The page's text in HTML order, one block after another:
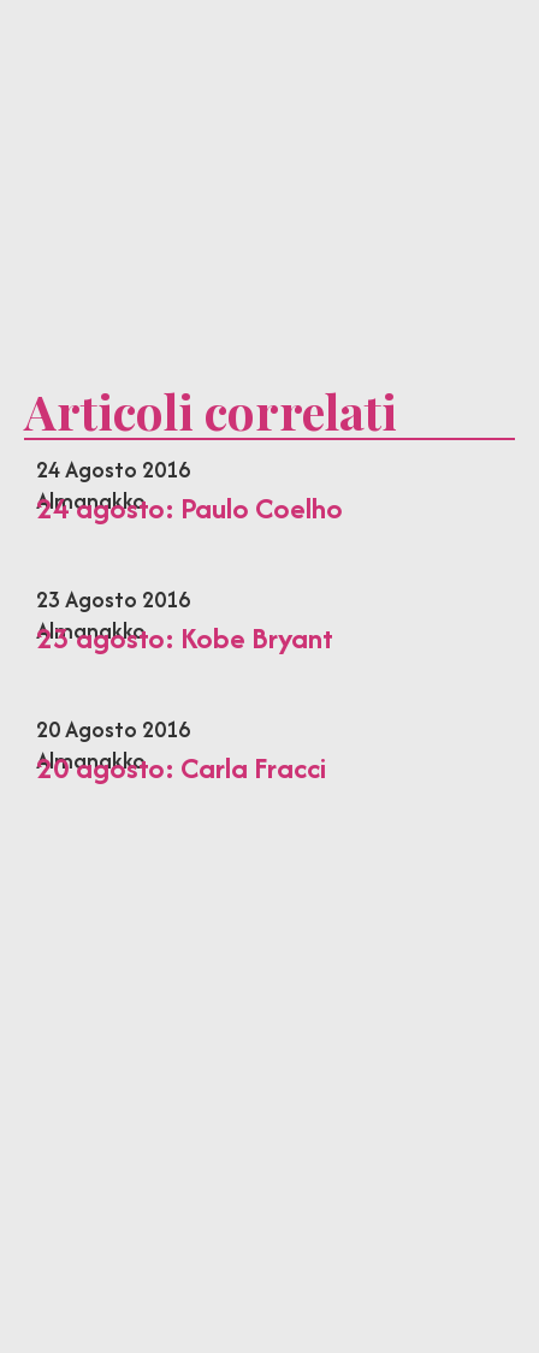
Articoli correlati
24 Agosto 2016
Almanakko
24 agosto: Paulo Coelho
23 Agosto 2016
Almanakko
23 agosto: Kobe Bryant
20 Agosto 2016
Almanakko
20 agosto: Carla Fracci